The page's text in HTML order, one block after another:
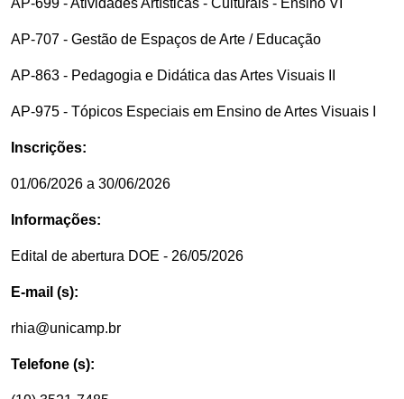
AP-707 - Gestão de Espaços de Arte / Educação
AP-863 - Pedagogia e Didática das Artes Visuais II
AP-975 - Tópicos Especiais em Ensino de Artes Visuais I
Inscrições:
01/06/2026 a 30/06/2026
Informações:
Edital de abertura DOE - 26/05/2026
E-mail (s):
rhia@unicamp.br
Telefone (s):